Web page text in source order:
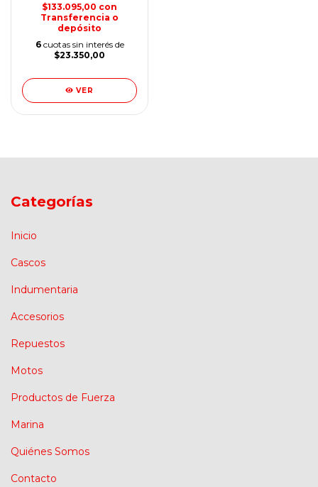
$133.095,00 con
Transferencia o
depósito
6 cuotas sin interés de
$23.350,00
VER
Categorías
Inicio
Cascos
Indumentaria
Accesorios
Repuestos
Motos
Productos de Fuerza
Marina
Quiénes Somos
Contacto